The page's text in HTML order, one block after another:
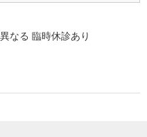
なる 臨時休診あり